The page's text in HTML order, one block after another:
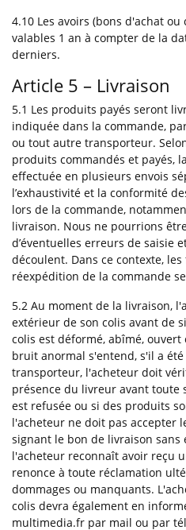
4.10 Les avoirs (bons d'achat
valables 1 an à compter de la
derniers.
Article 5 – Livraison
5.1 Les produits payés seront
indiquée dans la commande,
ou tout autre transporteur.
produits commandés et payés,
effectuée en plusieurs envois
l’exhaustivité et la conformité
lors de la commande,
livraison. Nous ne pourrions
d’éventuelles erreurs de saisie
découlent. Dans ce contexte,
réexpédition de la commande
5.2 Au moment de la livraison,
extérieur de son colis avant de
colis est déformé, abîmé,
bruit anormal s'entend, s'il a
transporteur, l'acheteur doit
présence du livreur avant toute
est refusée ou si des produits
l'acheteur ne doit pas accepter
signant le bon de livraison sans
l'acheteur reconnaît avoir reçu
renonce à toute réclamation
dommages ou manquants.
colis devra également en
multimedia.fr par mail ou par